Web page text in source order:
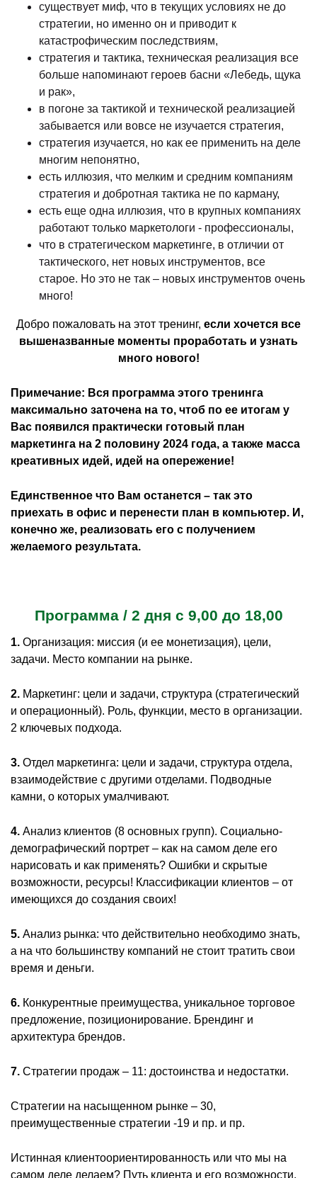
существует миф, что в текущих условиях не до
стратегии, но именно он и приводит к
катастрофическим последствиям,
стратегия и тактика, техническая реализация все
больше напоминают героев басни «Лебедь, щука
и рак»,
в погоне за тактикой и технической реализацией
забывается или вовсе не изучается стратегия,
стратегия изучается, но как ее применить на деле
многим непонятно,
есть иллюзия, что мелким и средним компаниям
стратегия и добротная тактика не по карману,
есть еще одна иллюзия, что в крупных компаниях
работают только маркетологи - профессионалы,
что в стратегическом маркетинге, в отличии от
тактического, нет новых инструментов, все
старое. Но это не так – новых инструментов очень
много!
Добро пожаловать на этот тренинг, если хочется все
вышеназванные моменты проработать и узнать
много нового!
Примечание: Вся программа этого тренинга
максимально заточена на то, чтоб по ее итогам у
Вас появился практически готовый план
маркетинга на 2 половину 2024 года, а также масса
креативных идей, идей на опережение!
Единственное что Вам останется – так это
приехать в офис и перенести план в компьютер. И,
конечно же, реализовать его с получением
желаемого результата.
Программа / 2 дня с 9,00 до 18,00
1. Организация: миссия (и ее монетизация), цели,
задачи. Место компании на рынке.
2. Маркетинг: цели и задачи, структура (стратегический
и операционный). Роль, функции, место в организации.
2 ключевых подхода.
3. Отдел маркетинга: цели и задачи, структура отдела,
взаимодействие с другими отделами. Подводные
камни, о которых умалчивают.
4. Анализ клиентов (8 основных групп). Социально-
демографический портрет – как на самом деле его
нарисовать и как применять? Ошибки и скрытые
возможности, ресурсы! Классификации клиентов – от
имеющихся до создания своих!
5. Анализ рынка: что действительно необходимо знать,
а на что большинству компаний не стоит тратить свои
время и деньги.
6. Конкурентные преимущества, уникальное торговое
предложение, позиционирование. Брендинг и
архитектура брендов.
7. Стратегии продаж – 11: достоинства и недостатки.
Стратегии на насыщенном рынке – 30,
преимущественные стратегии -19 и пр. и пр.
Истинная клиентоориентированность или что мы на
самом деле делаем? Путь клиента и его возможности.